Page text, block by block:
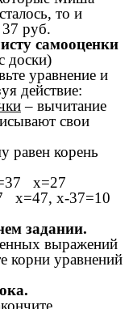
то и
руб.
самооценки
доски)
уравнение и
действие:
– вычитание
свои
равен корень
х=27
х=47, х-37=10
задании.
выражений
корни уравнений